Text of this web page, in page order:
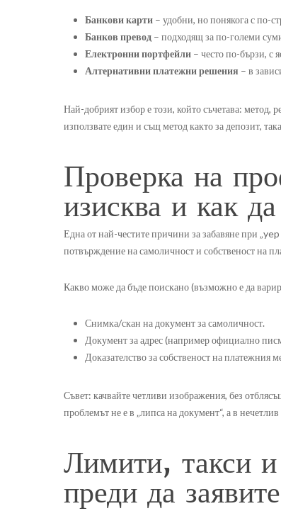
Банкови карти – удобни, но понякога с по-
Банков превод – подходящ за по-големи
Електронни портфейли – често по-бързи, с
Алтернативни платежни решения – в
Най-добрият избор е този, който съчетава:
използвате един и същ метод както за депозит,
Проверка на
изисква и как
Една от най-честите причини за забавяне при
потвърждение на самоличност и собственост на
Какво може да бъде поискано (възможно е да
Снимка/скан на документ за самоличност.
Документ за адрес (например официално
Доказателство за собственост на
Съвет: качвайте четливи изображения, без
проблемът не е в „липса на документ“, а в
Лимити, такси и
преди да